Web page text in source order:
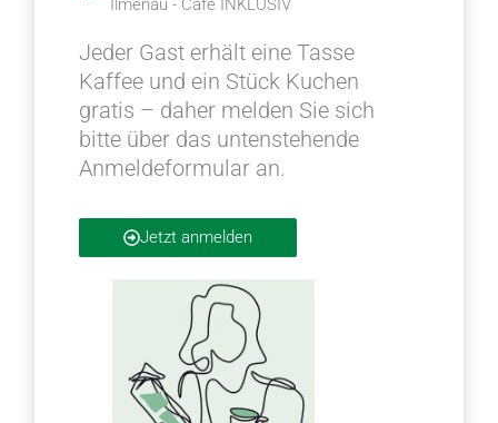
Jeder Gast erhält eine Tasse
Kaffee und ein Stück Kuchen
gratis – daher melden Sie sich
bitte über das untenstehende
Anmeldeformular an.
Jetzt anmelden